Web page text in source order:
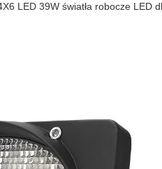
LED 39W światła robocze LED